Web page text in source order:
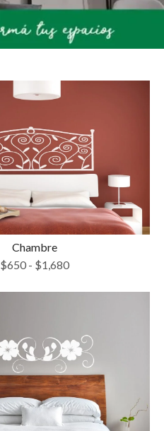
Chambre
$650 - $1,680